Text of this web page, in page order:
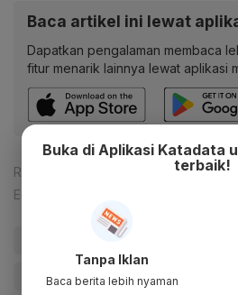
Baca artikel ini lewat
Dapatkan pengalaman membaca
fitur menarik lainnya lewat aplikasi
Reporter:
Editor:
#Covid-19
#Kementerian Kesehatan
Buka di Aplikasi Katadata
terbaik!
Tanpa Iklan
Baca berita lebih nyaman